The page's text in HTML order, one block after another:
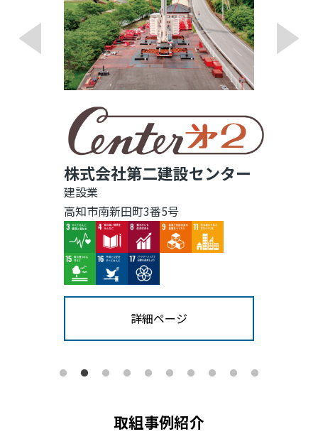
株式会社第二建設センター
建設業
高知市南新田町3番5号
ImageImageImageImageImage
ImageImageImage
詳細ページ
取組事例紹介